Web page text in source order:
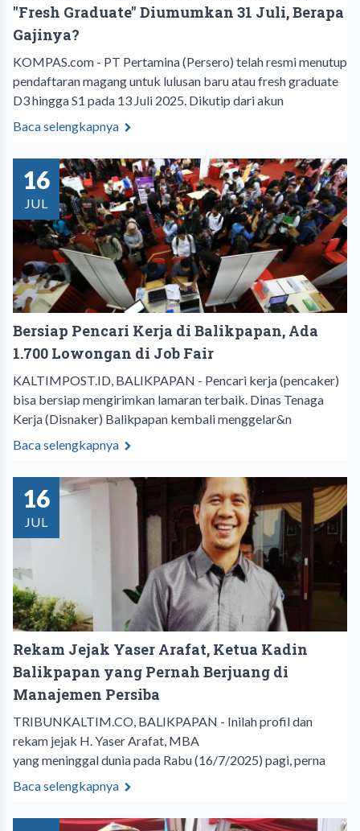
"Fresh Graduate" Diumumkan 31 Juli, Berapa
Gajinya?
KOMPAS.com - PT Pertamina (Persero) telah resmi menutup
pendaftaran magang untuk lulusan baru atau fresh graduate
D3 hingga S1 pada 13 Juli 2025. Dikutip dari akun
Baca selengkapnya
16
JUL
Bersiap Pencari Kerja di Balikpapan, Ada
1.700 Lowongan di Job Fair
KALTIMPOST.ID, BALIKPAPAN - Pencari kerja (pencaker)
bisa bersiap mengirimkan lamaran terbaik. Dinas Tenaga
Kerja (Disnaker) Balikpapan kembali menggelar&n
Baca selengkapnya
16
JUL
Rekam Jejak Yaser Arafat, Ketua Kadin
Balikpapan yang Pernah Berjuang di
Manajemen Persiba
TRIBUNKALTIM.CO, BALIKPAPAN - Inilah profil dan
rekam jejak H. Yaser Arafat, MBA
yang meninggal dunia pada Rabu (16/7/2025) pagi, perna
Baca selengkapnya